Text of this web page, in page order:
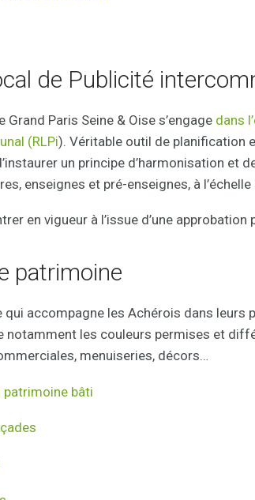
de Publicité
Paris Seine & Oise s’engage dans
(RLPi). Véritable outil de planification
un principe d’harmonisation et
enseignes et pré-enseignes, à
en vigueur à l’issue d’une approbation
patrimoine
qui accompagne les Achérois dans
notamment les couleurs permises et
menuiseries, décors…
patrimoine bâti